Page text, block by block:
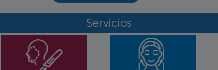
Servicios